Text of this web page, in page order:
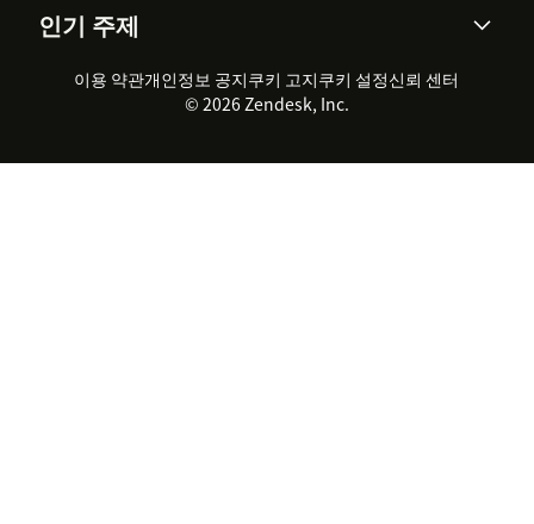
워크포스 관리
실시간 채팅
클라이언트 포털
고객 사례
채용 정보
지속 가능성 보고서
Zendesk Foundation
법적 정보
인기 주제
2026 CX 트렌드
제품 업데이트
고객 서비스 소프트웨어
헬프 데스크 통합 티켓 관리 소
이용 약관개인정보 공지쿠키 고지쿠키 설정신뢰 센터
© 2026 Zendesk, Inc.